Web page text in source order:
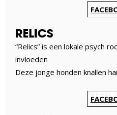
RELICS
“Relics” is een lokale psych
invloeden
Deze jonge honden knallen